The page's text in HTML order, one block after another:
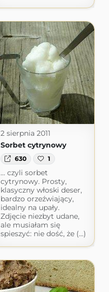
2 sierpnia 2011
Sorbet cytrynowy
630 1
… czyli sorbet
cytrynowy. Prosty,
klasyczny włoski deser,
bardzo orzeźwiający,
idealny na upały.
Zdjęcie niezbyt udane,
ale musiałam się
spieszyć: nie dość, że (...)